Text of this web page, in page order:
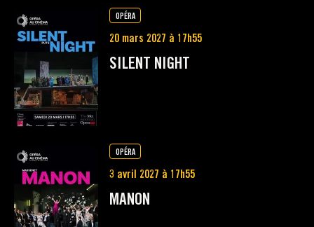
OPÉRA
20 mars 2027 à 17h55
SILENT NIGHT
OPÉRA
3 avril 2027 à 17h55
MANON